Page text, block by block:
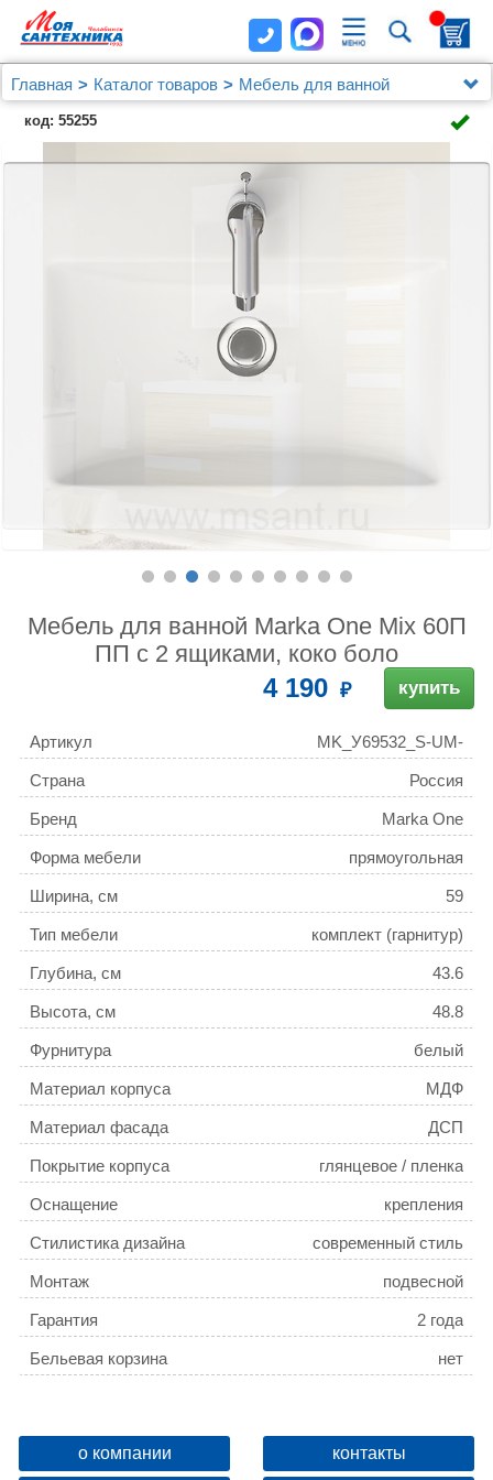
Главная Каталог товаров
Мебель для ванной
Мебель до 60 см
Мебель для ванной Marka One Mix 60П ПП с 2
ящиками, коко боло
код: 55255
Мебель для ванной Marka One Mix 60П
ПП с 2 ящиками, коко боло
4 190 купить
Артикул
MK_У69532_S-UM-
COM60/1-w
Страна
Россия
Бренд Marka One
Форма мебели прямоугольная
Ширина, см 59
Тип мебели комплект (гарнитур)
Глубина, см 43.6
Высота, см 48.8
Фурнитура белый
Материал корпуса МДФ
Материал фасада ДСП
Покрытие корпуса глянцевое / пленка
Оснащение крепления
Стилистика дизайна современный стиль
Монтаж подвесной
Гарантия 2 года
Бельевая корзина нет
о компании контакты